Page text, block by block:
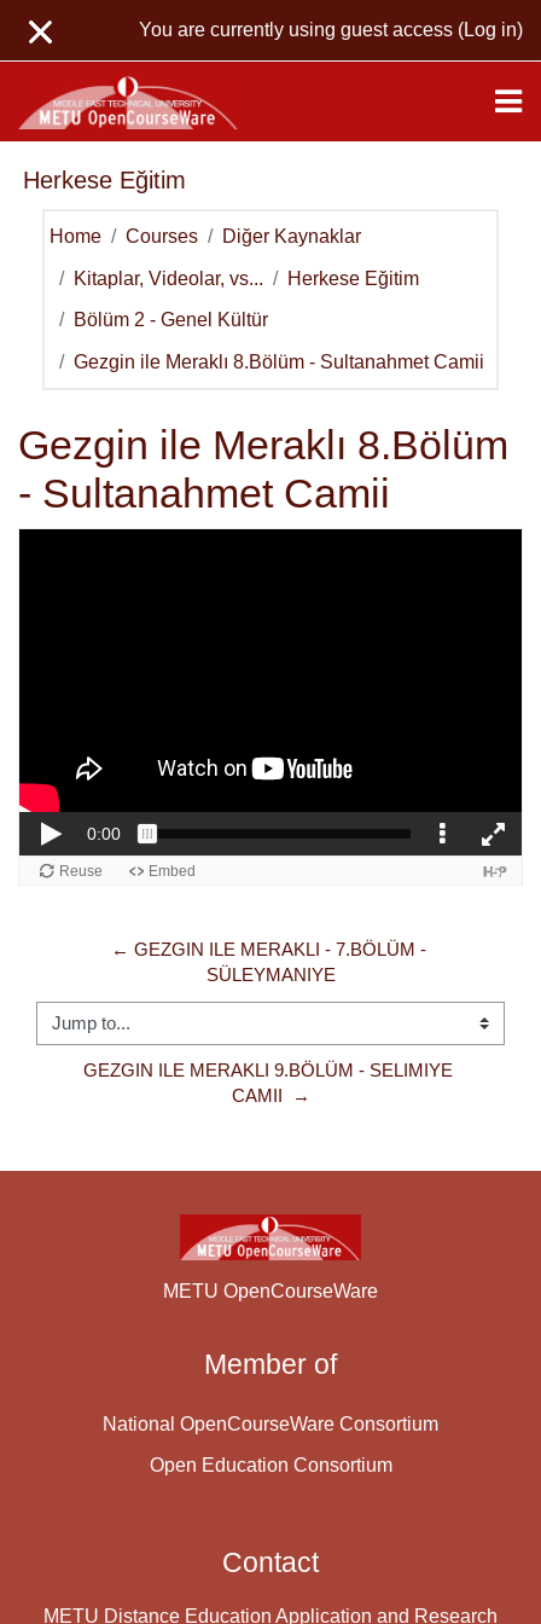
You are currently using guest access (Log in)
Herkese Eğitim
Home Courses Diğer Kaynaklar
Kitaplar, Videolar, vs... Herkese Eğitim
Bölüm 2 - Genel Kültür
Gezgin ile Meraklı 8.Bölüm - Sultanahmet Camii
Gezgin ile Meraklı 8.Bölüm
- Sultanahmet Camii
← GEZGIN ILE MERAKLI - 7.BÖLÜM -
SÜLEYMANIYE
Jump to...
GEZGIN ILE MERAKLI 9.BÖLÜM - SELIMIYE
CAMII  →
METU OpenCourseWare
Member of
National OpenCourseWare Consortium
Open Education Consortium
Contact
METU Distance Education Application and Research